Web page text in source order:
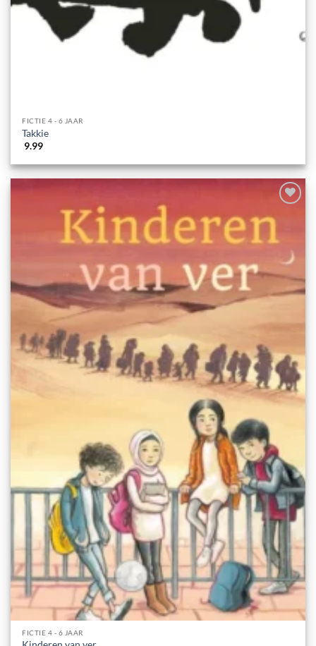
FICTIE 4 - 6 JAAR
Takkie
9.99
FICTIE 4 - 6 JAAR